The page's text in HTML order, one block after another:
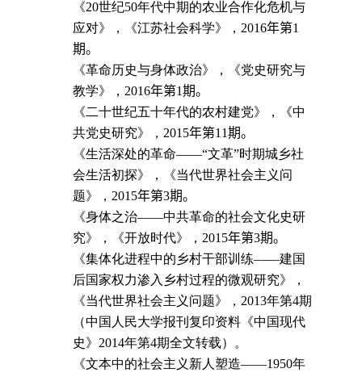
《20世纪50年代中期的农业合作化危机与
应对》，《江苏社会科学》， 2016年第1
期。
《革命历史与身体政治》，《党史研究与
教学》， 2016年第1期。
《二十世纪五十年代的农村建党》，《中
共党史研究》， 2015年第11期。
《生活深处的革命——“文革”时期城乡社
会生活初探》，《当代世界社会主义问
题》， 2015年第3期。
《身体之治——中共革命的社会文化史研
究》，《开放时代》， 2015年第3期。
《集体化进程中的乡村干部训练——建国
后国家权力渗入乡村过程的微观研究》，
《当代世界社会主义问题》， 2013年第4期
（中国人民大学报刊复印资料《中国现代
史》 2014年第4期全文转载）。
《文本中的社会主义新人塑造——1950年